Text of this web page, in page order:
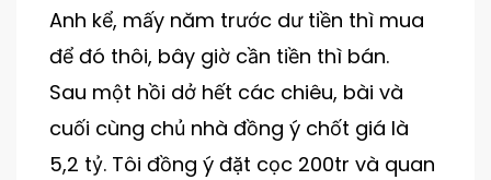
Anh kể, mấy năm trước dư tiền thì mua
để đó thôi, bây giờ cần tiền thì bán.
Sau một hồi dở hết các chiêu, bài và
cuối cùng chủ nhà đồng ý chốt giá là
5,2 tỷ. Tôi đồng ý đặt cọc 200tr và quan